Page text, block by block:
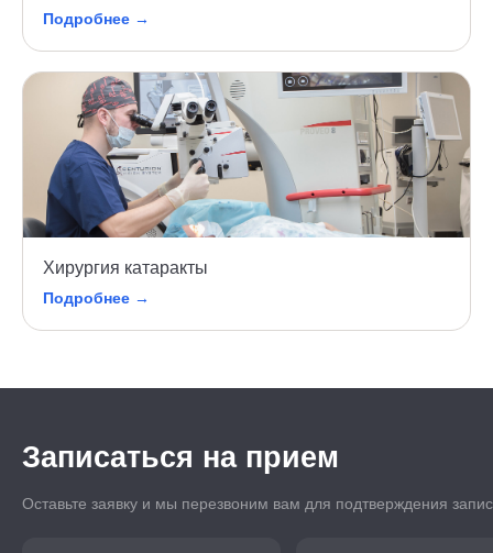
Подробнее →
Хирургия катаракты
Подробнее →
Записаться на прием
Оставьте заявку и мы перезвоним вам для подтверждения